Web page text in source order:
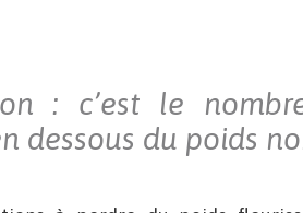
: c’est le
dessous du poids